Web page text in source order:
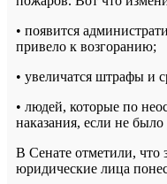
• появится
привело к возгоранию;
• увеличатся штрафы и
• людей, которые по
наказания, если не
В Сенате отметили, что
юридические лица